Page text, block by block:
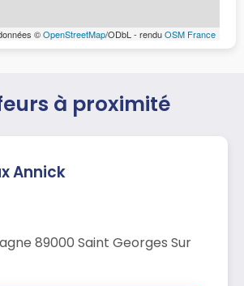
©OpenStreetMap/ODbL - renduOSM France
à proximité
Annick
89000 Saint Georges Sur